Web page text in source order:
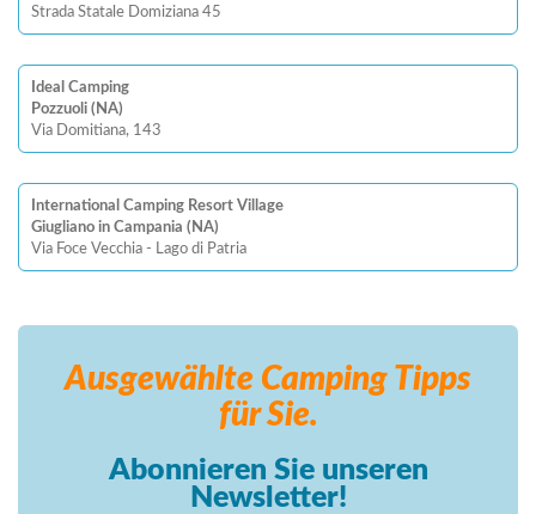
Strada Statale Domiziana 45
Ideal Camping
Pozzuoli (NA)
Via Domitiana, 143
International Camping Resort Village
Giugliano in Campania (NA)
Via Foce Vecchia - Lago di Patria
Ausgewählte Camping Tipps
für Sie.
Abonnieren Sie unseren
Newsletter!